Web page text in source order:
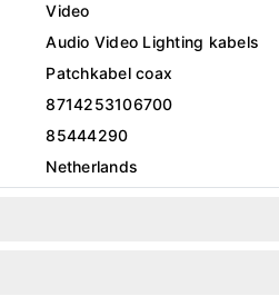
Video
Audio Video Lighting kabels
Patchkabel coax
8714253106700
85444290
Netherlands